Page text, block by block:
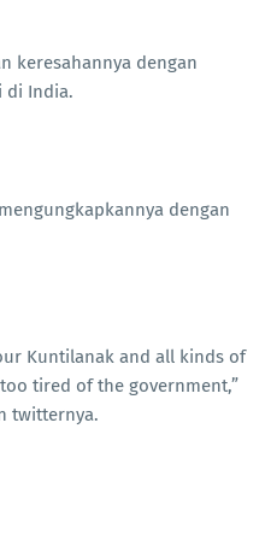
keresahannya dengan
di India.
dengan
Kuntilanak and all kinds of
tired of the government,”
twitternya.